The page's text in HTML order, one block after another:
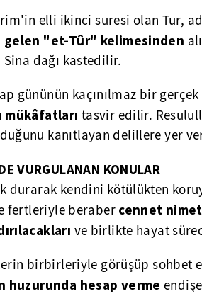
elli ikinci suresi olan Tur,
gelen "et-Tûr" kelimesinden
dağı kastedilir.
gününün kaçınılmaz bir
tasvir edilir.
kanıtlayan delillere yer
VURGULANAN KONULAR
durarak kendini kötülükten
fertleriyle berabercennet
ve birlikte hayat
birbirleriyle görüşüp sohbet
huzurunda hesap verme